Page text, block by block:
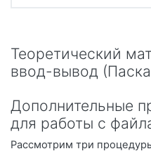
Теоретический
ввод-вывод
Дополнительные
для работы с
Рассмотрим три